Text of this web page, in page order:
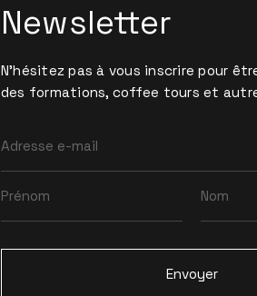
Newsletter
N'hésitez pas à vous inscrire pour
des formations, coffee tours et